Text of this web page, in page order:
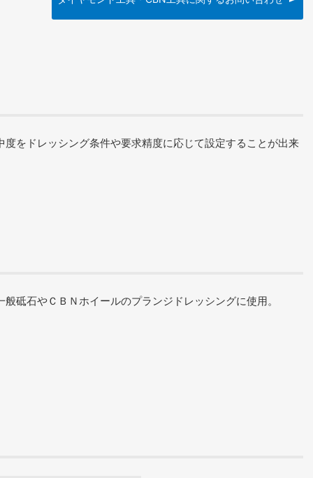
をドレッシング条件や要求精度に応じて設定することが出来
砥石やＣＢＮホイールのプランジドレッシングに使用。